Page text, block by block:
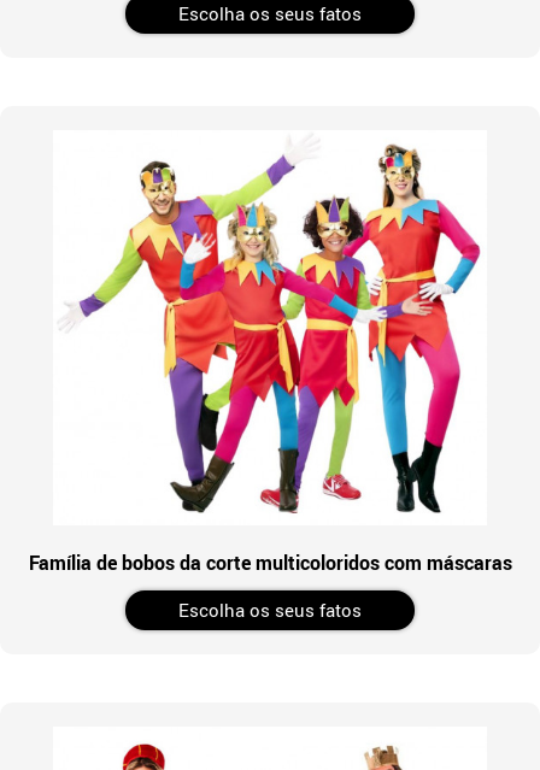
Escolha os seus fatos
Família de bobos da corte multicoloridos com máscaras
Escolha os seus fatos